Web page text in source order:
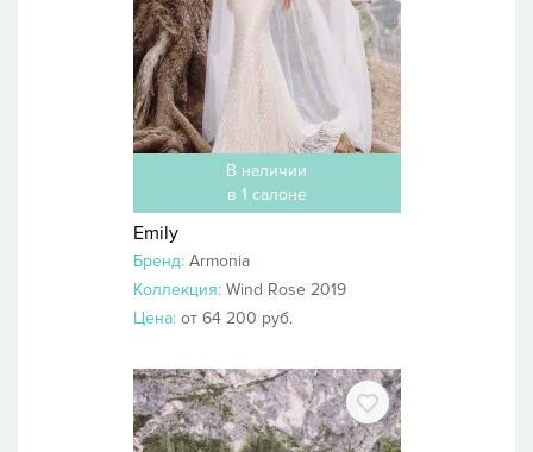
В наличии
в 1 салоне
Emily
Бренд: Armonia
Коллекция: Wind Rose 2019
Цена: от 64 200 руб.